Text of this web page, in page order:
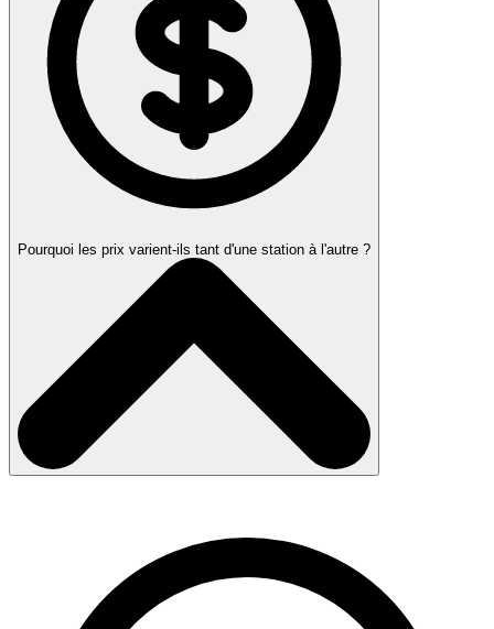
Pourquoi les prix varient-ils tant d'une station à l'autre ?